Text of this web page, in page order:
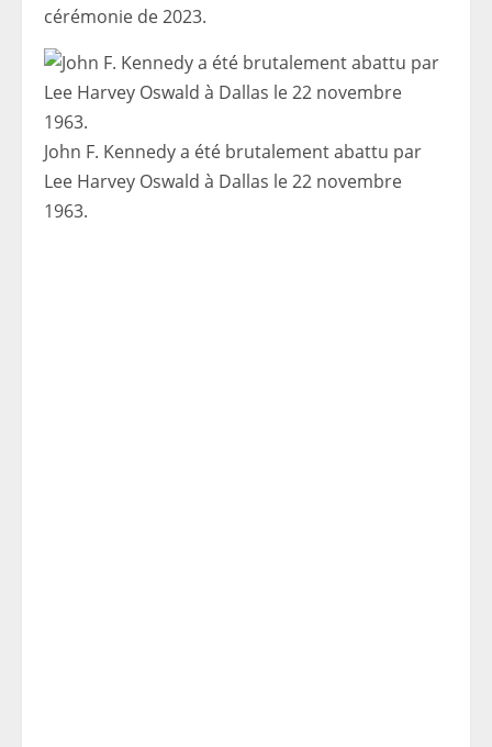
cérémonie de 2023.
John F. Kennedy a été brutalement abattu par
Lee Harvey Oswald à Dallas le 22 novembre
1963.